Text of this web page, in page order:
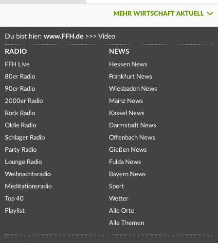
MEHR WIRTSCHAFT AKTUELL
Du bist hier: www.FFH.de >>> Video
RADIO
FFH Live
80er Radio
90er Radio
2000er Radio
Rock Radio
Oldie Radio
Schlager Radio
Party Radio
Lounge Radio
Weihnachtsradio
Meditationsradio
Top 40
Playlist
NEWS
Hessen News
Frankfurt News
Wiesbaden News
Mainz News
Kassel News
Darmstadt News
Offenbach News
Gießen News
Fulda News
Bayern News
Sport
Wetter
Alle Orte
Alle Themen